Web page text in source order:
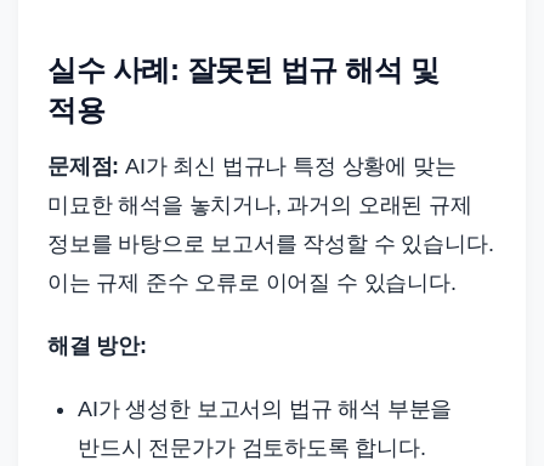
실수 사례: 잘못된 법규 해석 및
적용
문제점: AI가 최신 법규나 특정 상황에 맞는
미묘한 해석을 놓치거나, 과거의 오래된 규제
정보를 바탕으로 보고서를 작성할 수 있습니다.
이는 규제 준수 오류로 이어질 수 있습니다.
해결 방안:
AI가 생성한 보고서의 법규 해석 부분을
반드시 전문가가 검토하도록 합니다.